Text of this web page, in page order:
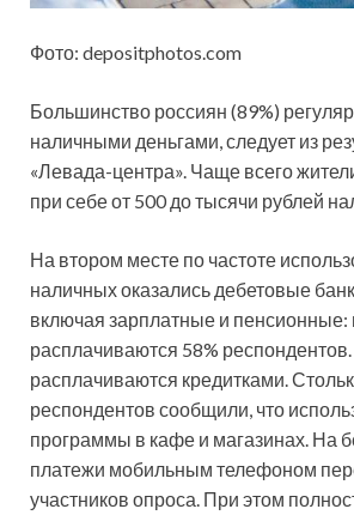
Фото: depositphotos.com
Большинство россиян (89%)
наличными деньгами, следует из
«Левада-центра». Чаще всего
при себе от 500 до тысячи рублей
На втором месте по частоте
наличных оказались дебетовые
включая зарплатные и пенсионные:
расплачиваются 58%
расплачиваются кредитками.
респондентов сообщили, что
программы в кафе и магазинах. На
платежи мобильным телефоном
участников опроса. При этом